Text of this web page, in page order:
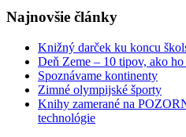
Najnovšie články
Knižný darček ku koncu
Deň Zeme – 10 tipov, ako
Spoznávame kontinenty
Zimné olympijské športy
Knihy zamerané na
technológie